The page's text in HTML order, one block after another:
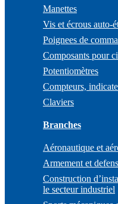
Manettes
Vis et écrous auto-
Poignees de
Composants pour
Potentiomètres
Compteurs,
Claviers
Branches
Aéronautique et
Armement et
Construction
le secteur industriel